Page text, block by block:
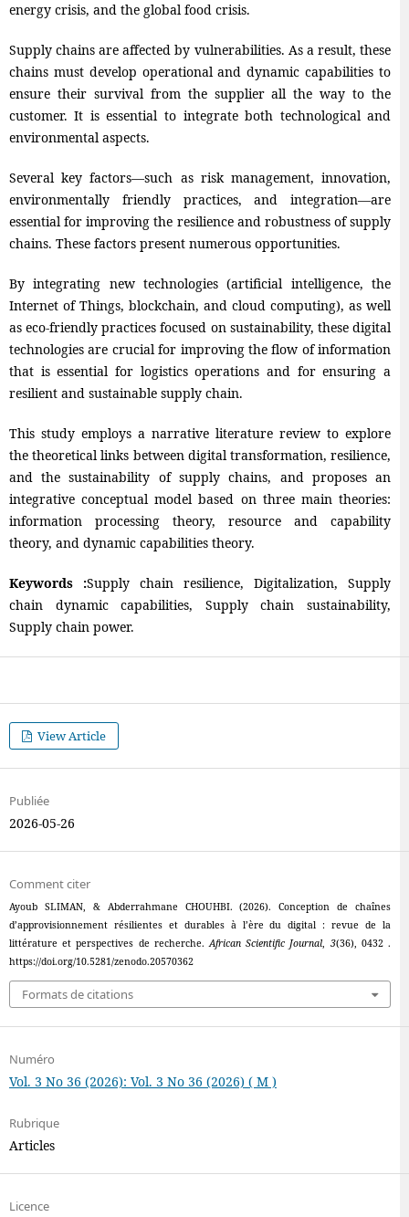
energy crisis, and the global food crisis.
Supply chains are affected by vulnerabilities. As a result, these
chains must develop operational and dynamic capabilities to
ensure their survival from the supplier all the way to the
customer. It is essential to integrate both technological and
environmental aspects.
Several key factors—such as risk management, innovation,
environmentally friendly practices, and integration—are
essential for improving the resilience and robustness of supply
chains. These factors present numerous opportunities.
By integrating new technologies (artificial intelligence, the
Internet of Things, blockchain, and cloud computing), as well
as eco-friendly practices focused on sustainability, these digital
technologies are crucial for improving the flow of information
that is essential for logistics operations and for ensuring a
resilient and sustainable supply chain.
This study employs a narrative literature review to explore
the theoretical links between digital transformation, resilience,
and the sustainability of supply chains, and proposes an
integrative conceptual model based on three main theories:
information processing theory, resource and capability
theory, and dynamic capabilities theory.
Keywords :Supply chain resilience, Digitalization, Supply
chain dynamic capabilities, Supply chain sustainability,
Supply chain power.
View Article
Publiée
2026-05-26
Comment citer
Ayoub SLIMAN, & Abderrahmane CHOUHBI. (2026). Conception de chaînes
d’approvisionnement résilientes et durables à l’ère du digital : revue de la
littérature et perspectives de recherche.African Scientific Journal, 3(36), 0432 .
https://doi.org/10.5281/zenodo.20570362
Formats de citations
Numéro
Vol. 3 No 36 (2026): Vol. 3 No 36 (2026) ( M )
Rubrique
Articles
Licence